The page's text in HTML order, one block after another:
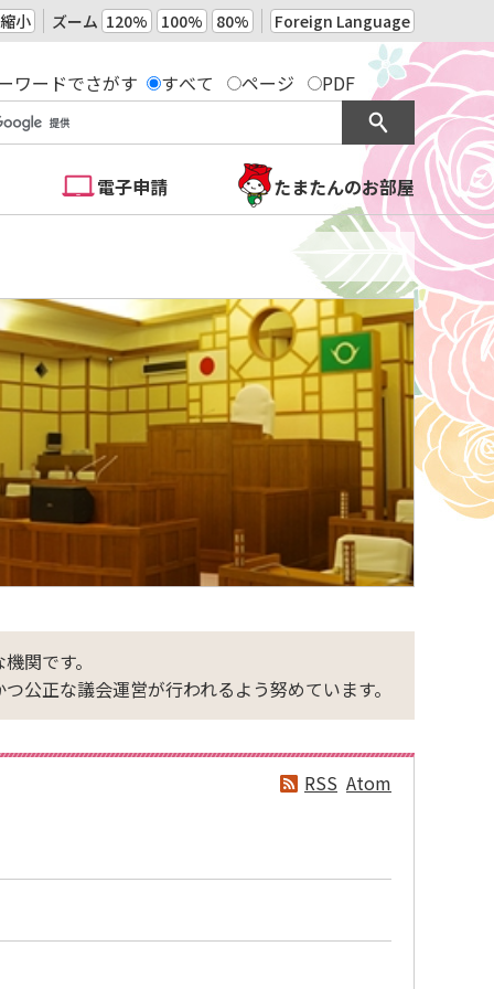
縮小 ズーム 120% 100% 80% Foreign Language
ワードでさがす すべて ページ PDF
電子申請 たまたんのお部屋
関です。
公正な議会運営が行われるよう努めています。
RSS Atom